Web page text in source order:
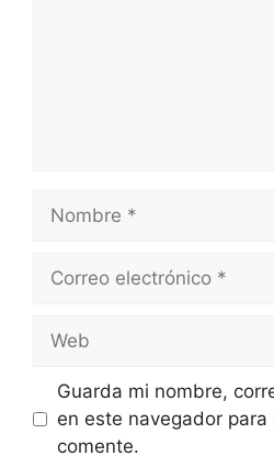
electrónico
Guarda mi nombre,
en este navegador para
comente.